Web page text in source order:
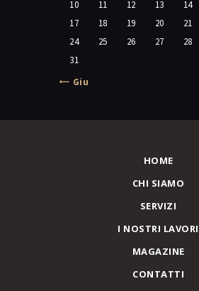
10
11 12 13 14
17
18 19 20 21
24
25 26 27 28
31
« Giu
HOME
CHI SIAMO
SERVIZI
I NOSTRI LAVORI
MAGAZINE
CONTATTI